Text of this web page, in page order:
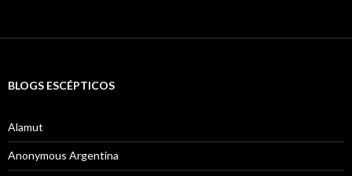
BLOGS ESCÉPTICOS
Alamut
Anonymous Argentina